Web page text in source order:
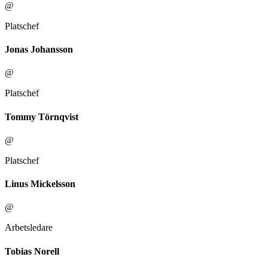
@
Platschef
Jonas Johansson
@
Platschef
Tommy Törnqvist
@
Platschef
Linus Mickelsson
@
Arbetsledare
Tobias Norell